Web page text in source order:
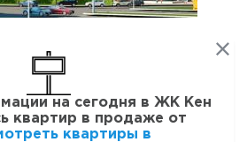
на сегодня в ЖК Кен
квартир в продаже от
квартиры в